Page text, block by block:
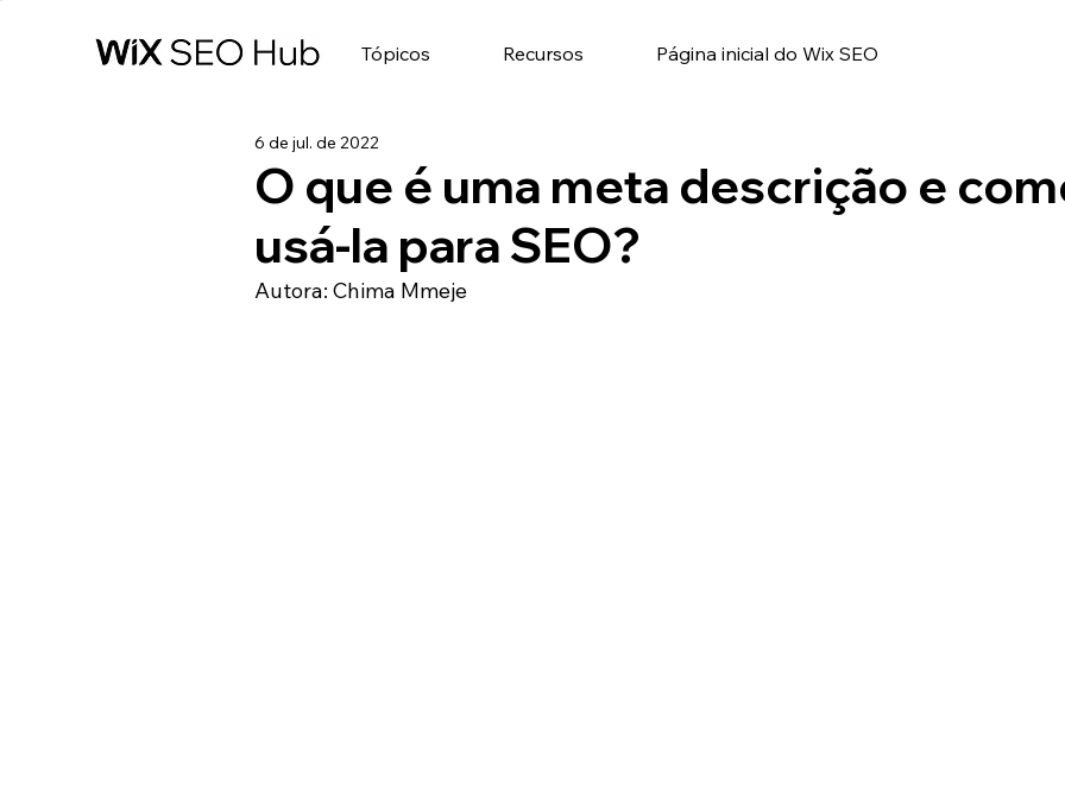
Tópicos Recursos Página inicial do Wix SEO
O que é uma meta descrição e
usá-la para SEO?
6 de jul. de 2022
Autora: Chima Mmeje